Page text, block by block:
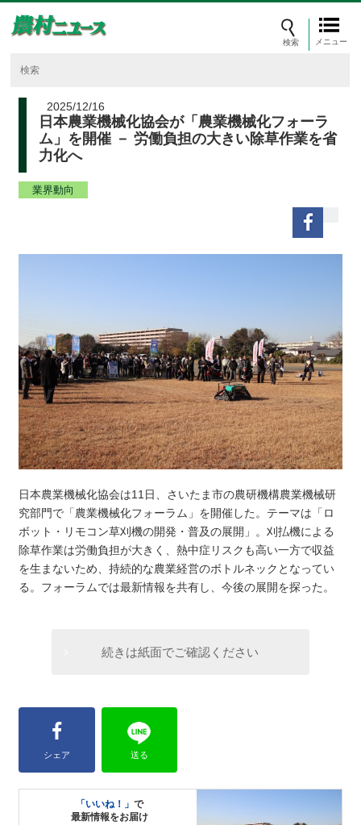
メニュー
2025/12/16
日本農業機械化協会が「農業機械化フォーラ
ム」を開催 － 労働負担の大きい除草作業を省
力化へ
業界動向
日本農業機械化協会は11日、さいたま市の農研機構農業機械研
究部門で「農業機械化フォーラム」を開催した。テーマは「ロ
ボット・リモコン草刈機の開発・普及の展開」。刈払機による
除草作業は労働負担が大きく、熱中症リスクも高い一方で収益
を生まないため、持続的な農業経営のボトルネックとなってい
る。フォーラムでは最新情報を共有し、今後の展開を探った。
続きは紙面でご確認ください
シェア 送る
「いいね！」で
最新情報をお届け